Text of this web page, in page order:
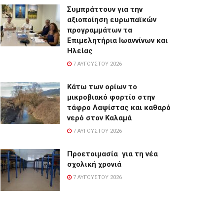
Συμπράττουν για την
αξιοποίηση ευρωπαϊκών
προγραμμάτων τα
Επιμελητήρια Ιωαννίνων και
Ηλείας
7 ΑΥΓΟΎΣΤΟΥ 2026
Κάτω των ορίων το
μικροβιακό φορτίο στην
τάφρο Λαψίστας και καθαρό
νερό στον Καλαμά
7 ΑΥΓΟΎΣΤΟΥ 2026
Προετοιμασία για τη νέα
σχολική χρονιά
7 ΑΥΓΟΎΣΤΟΥ 2026